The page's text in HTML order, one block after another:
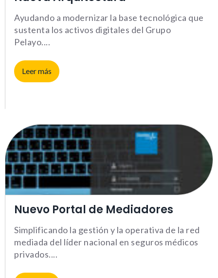
Ayudando a modernizar la base tecnológica que
sustenta los activos digitales del Grupo
Pelayo.
Leer más
Nuevo Portal de Mediadores
Simplificando la gestión y la operativa de la red
mediada del líder nacional en seguros médicos
privados.
Estas cookies no son
correctamente.
Estadísticas
Para que
podamos
mejorar la
funcionalidad y
la web, en
usas.
_ga | _gid |